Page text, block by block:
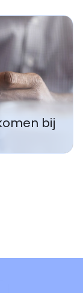
op